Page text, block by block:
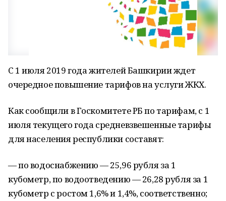
С 1 июля 2019 года жителей Башкирии ждет
очередное повышение тарифов на услуги ЖКХ.
Как сообщили в Госкомитете РБ по тарифам, с 1
июля текущего года средневзвешенные тарифы
для населения республики составят:
— по водоснабжению — 25,96 рубля за 1
кубометр, по водоотведению — 26,28 рубля за 1
кубометр с ростом 1,6% и 1,4%, соответственно;